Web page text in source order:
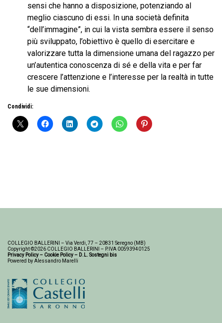
sensi che hanno a disposizione, potenziando al
meglio ciascuno di essi. In una società definita
“dell’immagine”, in cui la vista sembra essere il senso
più sviluppato, l’obiettivo è quello di esercitare e
valorizzare tutta la dimensione umana del ragazzo per
un’autentica conoscenza di sé e della vita e per far
crescere l’attenzione e l’interesse per la realtà in tutte
le sue dimensioni.
Condividi:
COLLEGIO BALLERINI – Via Verdi, 77 – 20831 Seregno (MB)
Copyright ©2026 COLLEGIO BALLERINI – P.IVA 00593940125
Privacy Policy– Cookie Policy– D.L. Sostegni bis
Powered by Alessandro Marelli